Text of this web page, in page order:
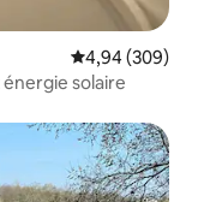
Note
4,94 (309)
solaire
aimés